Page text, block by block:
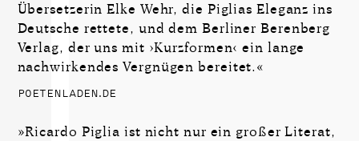
Übersetzerin Elke Wehr, die Piglias Eleganz ins
Deutsche rettete, und dem Berliner Berenberg
Verlag, der uns mit ›Kurzformen‹ ein lange
nachwirkendes Vergnügen bereitet.«
POETENLADEN.DE
»Ricardo Piglia ist nicht nur ein großer Literat,